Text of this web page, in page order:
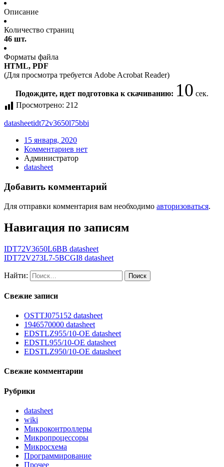
Описание
Количество страниц
46 шт.
Форматы файла
HTML, PDF
(Для просмотра требуется Adobe Acrobat Reader)
Подождите, идет подготовка к скачиванию: 10 сек.
Просмотрено: 212
datasheetidt72v3650l75bbi
15 января, 2020
Комментариев нет
Администратор
datasheet
Добавить комментарий
Для отправки комментария вам необходимо авторизоваться.
Навигация по записям
IDT72V3650L6BB datasheet
IDT72V273L7-5BCGI8 datasheet
Найти:
Свежие записи
OSTTJ075152 datasheet
1946570000 datasheet
EDSTLZ955/10-OE datasheet
EDSTL955/10-OE datasheet
EDSTLZ950/10-OE datasheet
Свежие комментарии
Рубрики
datasheet
wiki
Микроконтроллеры
Микропроцессоры
Микросхема
Программирование
Прочее